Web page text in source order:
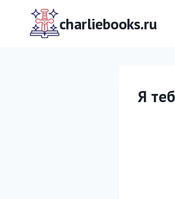
содержимому charliebooks.ru
Я